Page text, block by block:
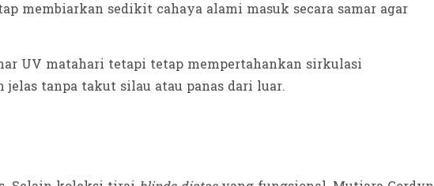
membiarkan sedikit cahaya alami masuk secara samar agar
UV matahari tetapi tetap mempertahankan sirkulasi
tanpa takut silau atau panas dari luar.